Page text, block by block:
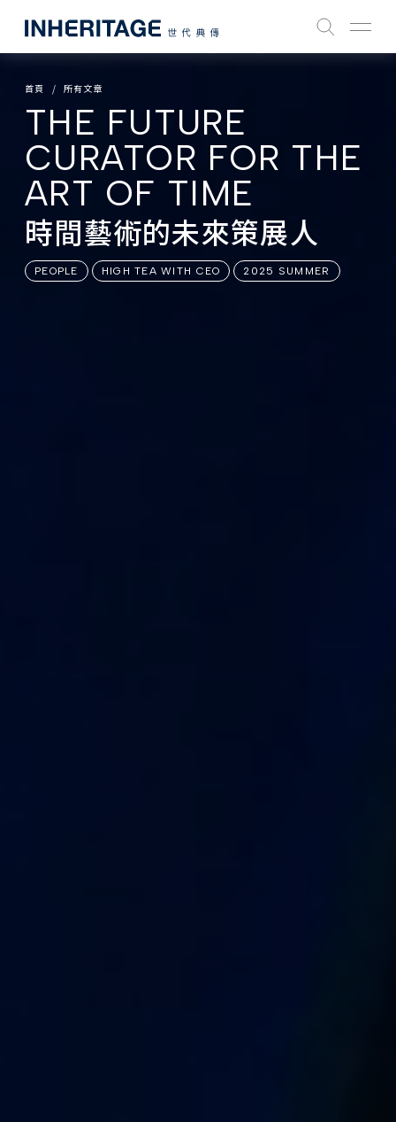
首頁 所有文章
THE FUTURE
CURATOR FOR THE
ART OF TIME
時間藝術的未來策展人
PEOPLE HIGH TEA WITH CEO 2025 SUMMER